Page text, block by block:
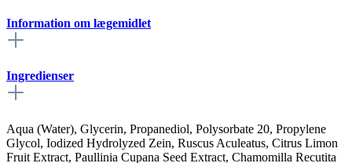
Information om lægemidlet
Ingredienser
Aqua (Water), Glycerin, Propanediol, Polysorbate 20, Propylene
Glycol, Iodized Hydrolyzed Zein, Ruscus Aculeatus, Citrus Limon
Fruit Extract, Paullinia Cupana Seed Extract, Chamomilla Recutita